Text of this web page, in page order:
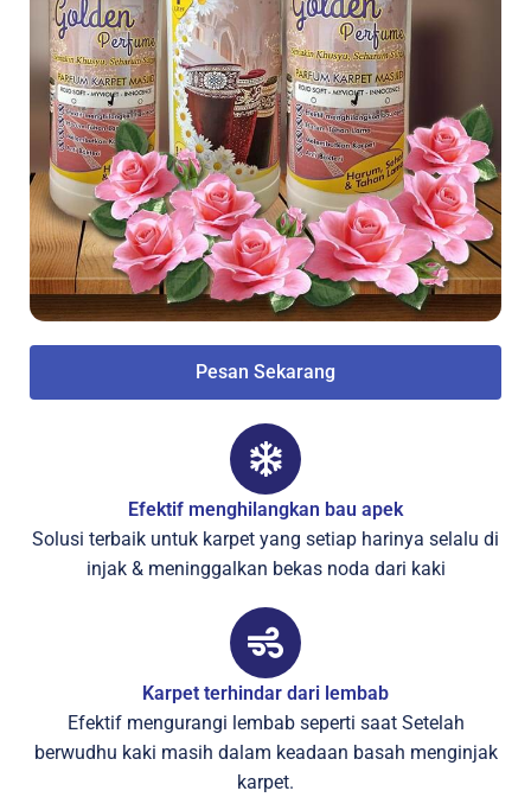
Pesan Sekarang
Efektif menghilangkan bau apek
Solusi terbaik untuk karpet yang setiap harinya selalu di
injak & meninggalkan bekas noda dari kaki
Karpet terhindar dari lembab
Efektif mengurangi lembab seperti saat Setelah
berwudhu kaki masih dalam keadaan basah menginjak
karpet.